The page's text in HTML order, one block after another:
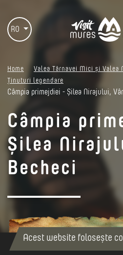
RO
Home
Valea Târnavei Mici și Valea
Ținuturi legendare
Câmpia primejdiei - Șilea Nirajului,
Câmpia
Șilea
Becheci
Acest website folosește